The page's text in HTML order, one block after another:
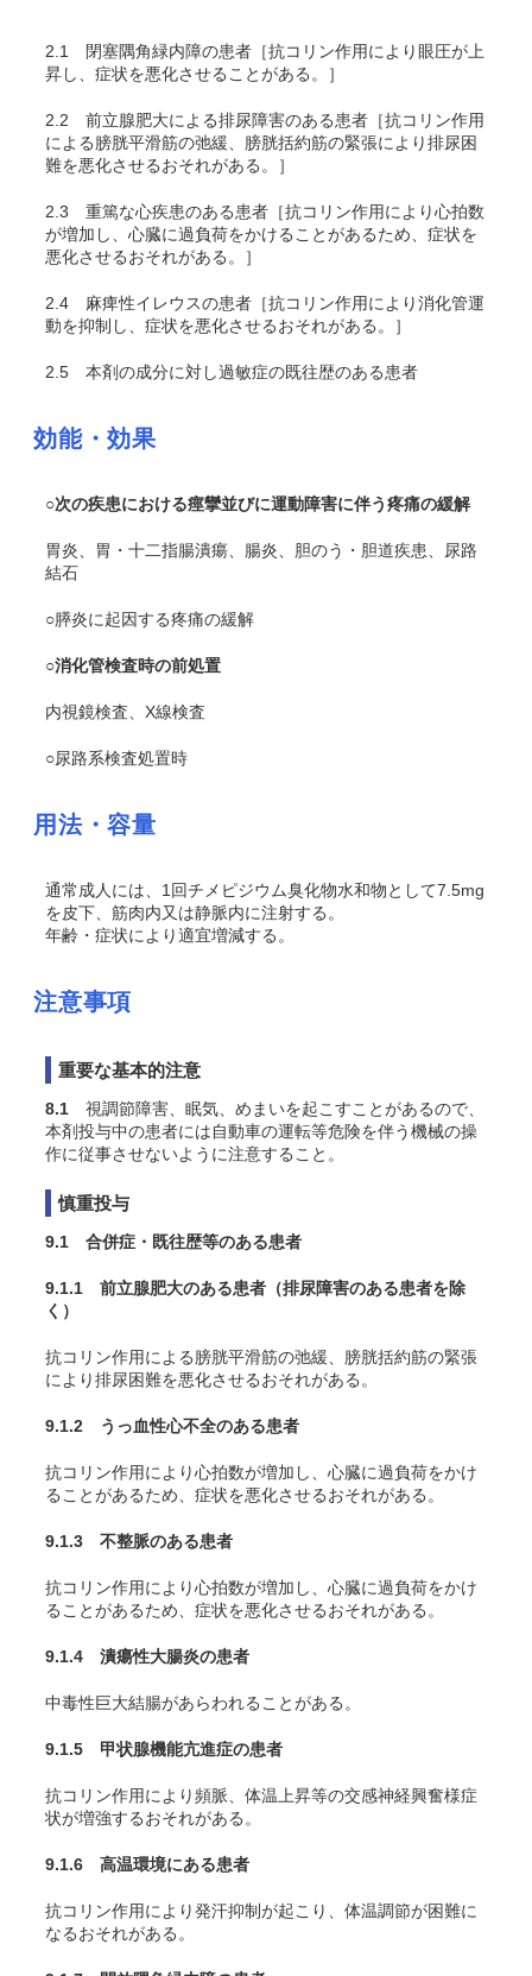
2.1
閉塞隅角緑内障の患者［抗コリン作用により眼圧が上
昇し、症状を悪化させることがある。］
2.2 前立腺肥大による排尿障害のある患者［抗コリン作用
による膀胱平滑筋の弛緩、膀胱括約筋の緊張により排尿困
難を悪化させるおそれがある。］
2.3 重篤な心疾患のある患者［抗コリン作用により心拍数
が増加し、心臓に過負荷をかけることがあるため、症状を
悪化させるおそれがある。］
2.4 麻痺性イレウスの患者［抗コリン作用により消化管運
動を抑制し、症状を悪化させるおそれがある。］
2.5 本剤の成分に対し過敏症の既往歴のある患者
効能・効果
○次の疾患における痙攣並びに運動障害に伴う疼痛の緩解
胃炎、胃・十二指腸潰瘍、腸炎、胆のう・胆道疾患、尿路
結石
○膵炎に起因する疼痛の緩解
○消化管検査時の前処置
内視鏡検査、X線検査
○尿路系検査処置時
用法・容量
通常成人には、1回チメピジウム臭化物水和物として7.5mg
を皮下、筋肉内又は静脈内に注射する。
年齢・症状により適宜増減する。
注意事項
重要な基本的注意
8.1 視調節障害、眠気、めまいを起こすことがあるので、
本剤投与中の患者には自動車の運転等危険を伴う機械の操
作に従事させないように注意すること。
慎重投与
9.1 合併症・既往歴等のある患者
9.1.1 前立腺肥大のある患者（排尿障害のある患者を除
く）
抗コリン作用による膀胱平滑筋の弛緩、膀胱括約筋の緊張
により排尿困難を悪化させるおそれがある。
9.1.2 うっ血性心不全のある患者
抗コリン作用により心拍数が増加し、心臓に過負荷をかけ
ることがあるため、症状を悪化させるおそれがある。
9.1.3 不整脈のある患者
抗コリン作用により心拍数が増加し、心臓に過負荷をかけ
ることがあるため、症状を悪化させるおそれがある。
9.1.4 潰瘍性大腸炎の患者
中毒性巨大結腸があらわれることがある。
9.1.5 甲状腺機能亢進症の患者
抗コリン作用により頻脈、体温上昇等の交感神経興奮様症
状が増強するおそれがある。
9.1.6 高温環境にある患者
抗コリン作用により発汗抑制が起こり、体温調節が困難に
なるおそれがある。